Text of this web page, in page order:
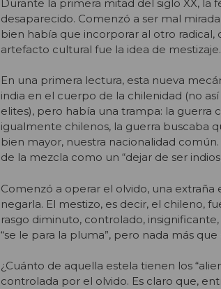
Durante la primera mitad del siglo XX,
desaparecido. Comenzó a ser mal
bien había que incorporar al otro
artefacto cultural fue la idea de mestizaje.
En una primera lectura, esta nueva
india en el cuerpo de la chilenidad (no
elites), pero había una trampa: la guerra
igualmente chilenos, la guerra buscaba
bien mayor, nuestra nacionalidad
de la mezcla como un “dejar de ser
Comenzó a operar el olvido, una
negarla. El mestizo, es decir, el chileno,
rasgo diminuto, controlado,
“se le para la pluma”, pero nada más
¿Cuánto de aquella estela tienen los
controlada por el olvido. Es claro que,